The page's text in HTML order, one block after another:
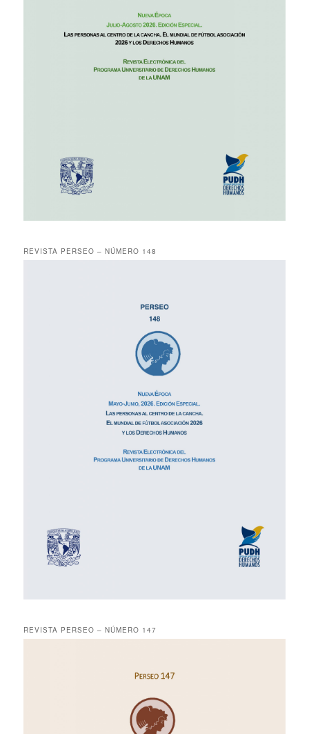
REVISTA PERSEO – NÚMERO 148
REVISTA PERSEO – NÚMERO 147